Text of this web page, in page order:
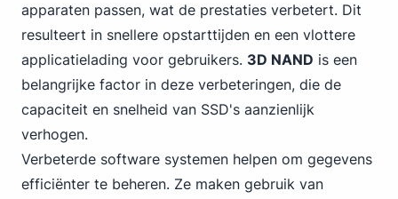
apparaten passen, wat de prestaties verbetert. Dit
resulteert in snellere opstarttijden en een vlottere
applicatielading voor gebruikers. 3D NAND is een
belangrijke factor in deze verbeteringen, die de
capaciteit en snelheid van SSD's aanzienlijk
verhogen.
Verbeterde software systemen helpen om gegevens
efficiënter te beheren. Ze maken gebruik van